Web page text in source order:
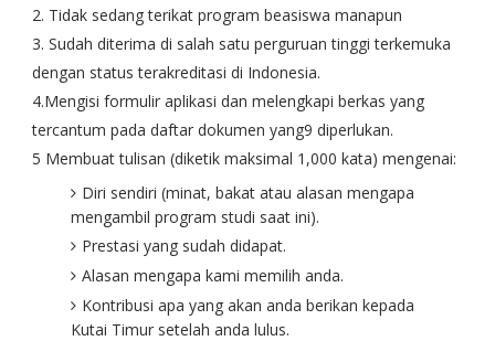
2. Tidak sedang terikat program beasiswa manapun
3. Sudah diterima di salah satu perguruan tinggi terkemuka
dengan status terakreditasi di Indonesia.
4.Mengisi formulir aplikasi dan melengkapi berkas yang
tercantum pada daftar dokumen yang9 diperlukan.
5 Membuat tulisan (diketik maksimal 1,000 kata) mengenai:
Diri sendiri (minat, bakat atau alasan mengapa
mengambil program studi saat ini).
Prestasi yang sudah didapat.
Alasan mengapa kami memilih anda.
Kontribusi apa yang akan anda berikan kepada
Kutai Timur setelah anda lulus.